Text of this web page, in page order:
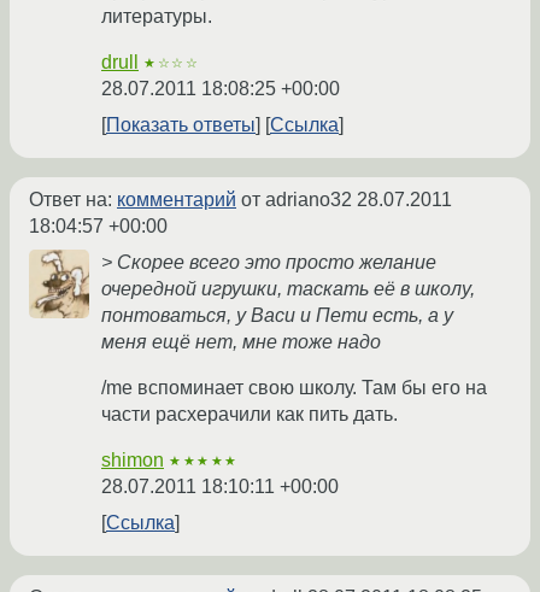
литературы.
drull ★☆☆☆
28.07.2011 18:08:25 +00:00
Показать ответы
Ссылка
Ответ на: комментарий от adriano32 28.07.2011
18:04:57 +00:00
> Скорее всего это просто желание
очередной игрушки, таскать её в школу,
понтоваться, у Васи и Пети есть, а у
меня ещё нет, мне тоже надо
/me вспоминает свою школу. Там бы его на
части расхерачили как пить дать.
shimon ★★★★★
28.07.2011 18:10:11 +00:00
Ссылка